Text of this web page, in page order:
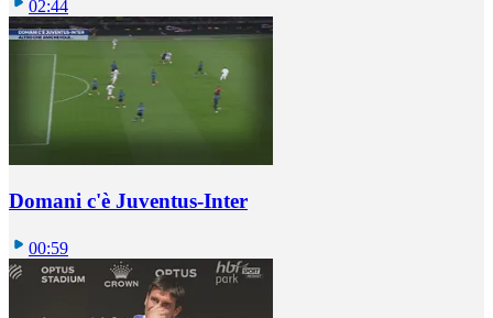
02:44
Domani c'è Juventus-Inter
00:59